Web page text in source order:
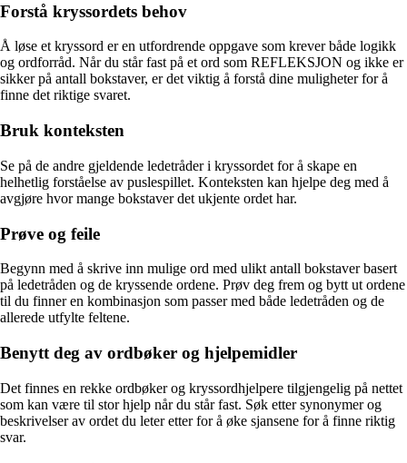
Forstå kryssordets behov
Å løse et kryssord er en utfordrende oppgave som krever både logikk
og ordforråd. Når du står fast på et ord som REFLEKSJON og ikke er
sikker på antall bokstaver, er det viktig å forstå dine muligheter for å
finne det riktige svaret.
Bruk konteksten
Se på de andre gjeldende ledetråder i kryssordet for å skape en
helhetlig forståelse av puslespillet. Konteksten kan hjelpe deg med å
avgjøre hvor mange bokstaver det ukjente ordet har.
Prøve og feile
Begynn med å skrive inn mulige ord med ulikt antall bokstaver basert
på ledetråden og de kryssende ordene. Prøv deg frem og bytt ut ordene
til du finner en kombinasjon som passer med både ledetråden og de
allerede utfylte feltene.
Benytt deg av ordbøker og hjelpemidler
Det finnes en rekke ordbøker og kryssordhjelpere tilgjengelig på nettet
som kan være til stor hjelp når du står fast. Søk etter synonymer og
beskrivelser av ordet du leter etter for å øke sjansene for å finne riktig
svar.